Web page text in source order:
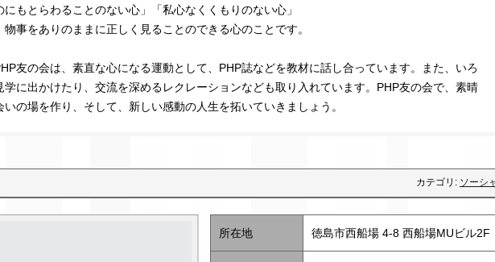
にもとらわることのない心」「私心なくくもりのない心」
物事をありのままに正しく見ることのできる心のことです。
友の会は、素直な心になる運動として、PHP誌などを教材に話し合っています。また、いろ
学に出かけたり、交流を深めるレクレーションなども取り入れています。PHP友の会で、素晴
いの場を作り、そして、新しい感動の人生を拓いていきましょう。
カテゴリ: ソーシ
所在地 徳島市西船場 4-8 西船場MUビル2F